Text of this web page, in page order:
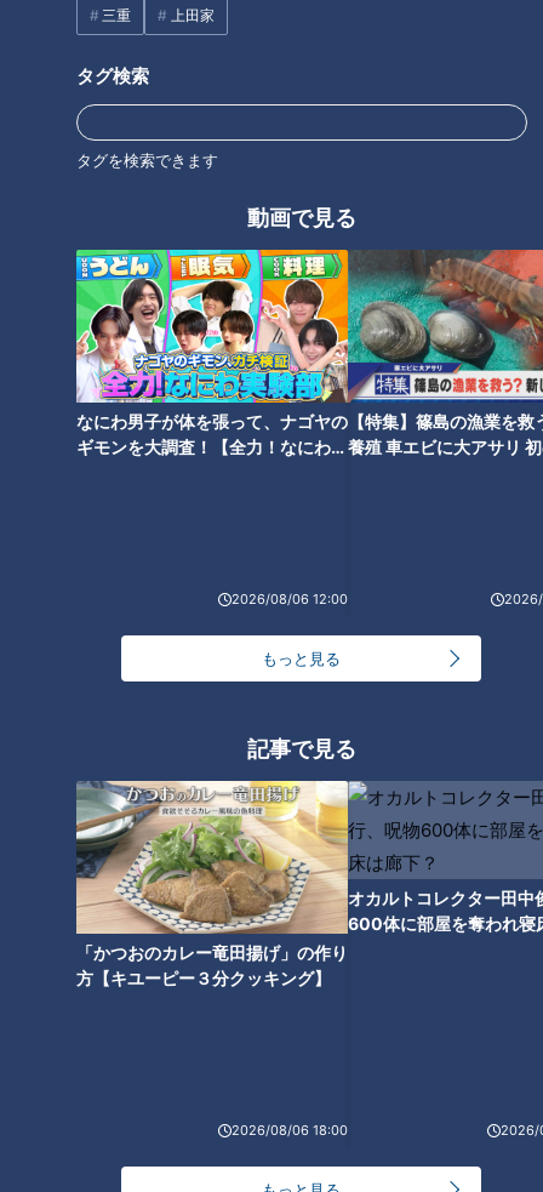
三重 上田家
タグ検索
タグを検索できます
動画で見る
なにわ男子が体を張って、ナゴヤの
ギモンを大調査！【全力！なにわ実
2026/08/06 12:00
【特集】篠島の漁業を救
養殖 車エビに大アサリ
もっと見る
記事で見る
「かつおのカレー竜田揚げ」の作り
方【キユーピー３分クッキング】
2026/08/06 18:00
オカルトコレクター田中
600体に部屋を奪われ寝
2026/
系“室内遊び場”とは
タグ
オススメ関連コンテンツ
つけ麺「つじ田」や元祖辛麵
「桝元」が東海地方に初上陸！
続々オープンする名店の“極上の
東京の大人気店「蒙古タンメン
中本」が東海地方に初上陸！激
カワキャラのマフィン専門店
黒毛和牛カルビが390円！？名
2時間待ちでも食べたい！ミシ
ュラン7年連続受賞の本格派創
東京の大人気店「蒙古タンメン
中本」が東海地方に初上陸！激
カワキャラのマフィン専門店
も…並んででも食べたい新店の
絶品グルメとは